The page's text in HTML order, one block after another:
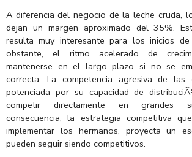
A diferencia del negocio de la leche cruda,
dejan un margen aproximado del 35%.
resulta muy interesante para los inicios
obstante, el ritmo acelerado de
mantenerse en el largo plazo si no se
correcta. La competencia agresiva de las
potenciada por su capacidad de
competir directamente en grandes
consecuencia, la estrategia competitiva
implementar los hermanos, proyecta un
pueden seguir siendo competitivos.